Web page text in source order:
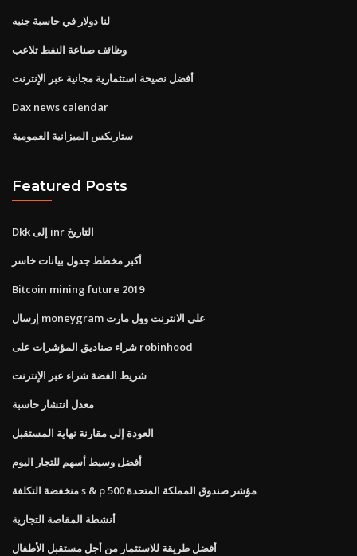
لنا دولار في حاسبة جنيه
وظائف صناعة النفط تلاعب
أفضل نصيحة استثمارية مجانية عبر الإنترنت
Dax news calendar
ستاربكس الميزانية العمومية
Featured Posts
Dkk إلى inr التاريخ
أكبر مخطط جدول بيانات خاسر
Bitcoin mining future 2019
إرسال moneygram على الانترنت وول مارت
شراء صناديق المؤشرات على robinhood
شريط الفضة شراء عبر الإنترنت
معدل انتشار حاسبة
العودة إلى مقارنة نهاية المستقبل
أفضل وسيط أسهم للتجار اليوم
منخفضة التكلفة s & p 500 مؤشر صندوق المملكة المتحدة
أنشطة المقاصة التجارية
أفضل طريقة للاستثمار من أجل مستقبل الأطفال